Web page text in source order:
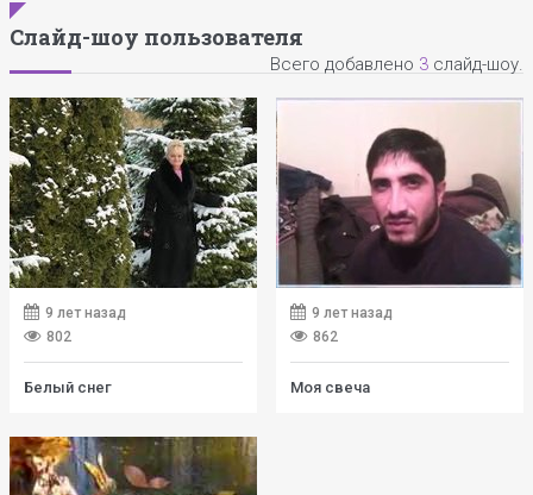
Слайд-шоу пользователя
Всего добавлено 3 слайд-шоу.
9 лет назад
802
Белый снег
9 лет назад
862
Моя свеча